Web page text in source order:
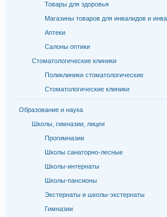
Товары для здоровья
Магазины товаров для инвалидов и
Аптеки
Салоны оптики
Стоматологические клиники
Поликлиники стоматологические
Стоматологические клиники
Образование и наука
Школы, гимназии, лицеи
Прогимназии
Школы санаторно-лесные
Школы-интернаты
Школы-пансионы
Экстернаты и школы-экстернаты
Гимназии